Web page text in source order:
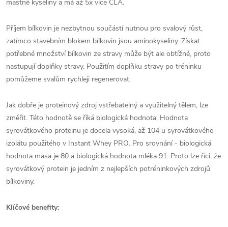
mastné kyseliny a má až 5x více CLA.
Příjem bílkovin je nezbytnou součástí nutnou pro svalový růst,
zatímco stavebním blokem bílkovin jsou aminokyseliny. Získat
potřebné množství bílkovin ze stravy může být ale obtížné, proto
nastupují doplňky stravy. Použitím doplňku stravy po tréninku
pomůžeme svalům rychleji regenerovat.
Jak dobře je proteinový zdroj vstřebatelný a využitelný tělem, lze
změřit. Této hodnotě se říká biologická hodnota. Hodnota
syrovátkového proteinu je docela vysoká, až 104 u syrovátkového
izolátu použitého v Instant Whey PRO. Pro srovnání - biologická
hodnota masa je 80 a biologická hodnota mléka 91. Proto lze říci, že
syrovátkový protein je jedním z nejlepších potréninkových zdrojů
bílkoviny.
Klíčové benefity: